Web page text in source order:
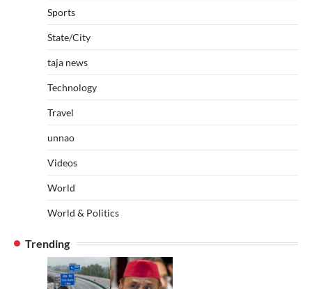
Sports
State/City
taja news
Technology
Travel
unnao
Videos
World
World & Politics
Trending